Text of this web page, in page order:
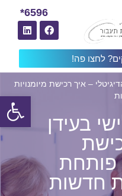
לחצו פה!
6596*
– איך רכישת מיומנויות
בעידן
פותחת
חדשות